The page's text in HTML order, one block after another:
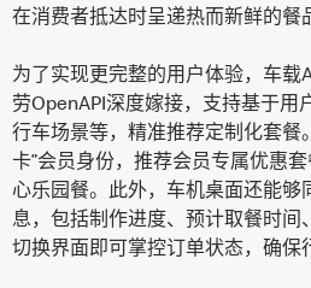
在消费者抵达时呈递热而新鲜的餐
为了实现更完整的用户体验，车载
劳OpenAPI深度嫁接，支持基于用
行车场景等，精准推荐定制化套餐
卡”会员身份，推荐会员专属优惠
心乐园餐。此外，车机桌面还能够
息，包括制作进度、预计取餐时间
切换界面即可掌控订单状态，确保